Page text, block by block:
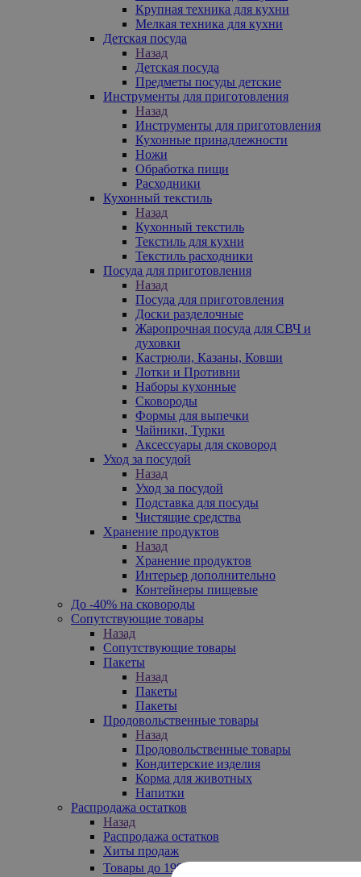
Крупная техника для кухни
Мелкая техника для кухни
Детская посуда
Назад
Детская посуда
Предметы посуды детские
Инструменты для приготовления
Назад
Инструменты для приготовления
Кухонные принадлежности
Ножи
Обработка пищи
Расходники
Кухонный текстиль
Назад
Кухонный текстиль
Текстиль для кухни
Текстиль расходники
Посуда для приготовления
Назад
Посуда для приготовления
Доски разделочные
Жаропрочная посуда для СВЧ и
духовки
Кастрюли, Казаны, Ковши
Лотки и Противни
Наборы кухонные
Сковороды
Формы для выпечки
Чайники, Турки
Аксессуары для сковород
Уход за посудой
Назад
Уход за посудой
Подставка для посуды
Чистящие средства
Хранение продуктов
Назад
Хранение продуктов
Интерьер дополнительно
Контейнеры пищевые
До -40% на сковороды
Сопутствующие товары
Назад
Сопутствующие товары
Пакеты
Назад
Пакеты
Пакеты
Продовольственные товары
Назад
Продовольственные товары
Кондитерские изделия
Корма для животных
Напитки
Распродажа остатков
Назад
Распродажа остатков
Хиты продаж
Товары до 199₽